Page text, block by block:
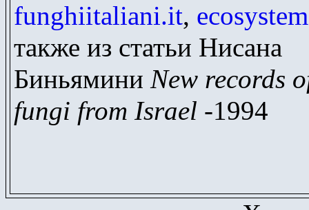
funghiitaliani.it,
также из статьи Нисана
БиньяминиNew records
fungi from Israel -1994